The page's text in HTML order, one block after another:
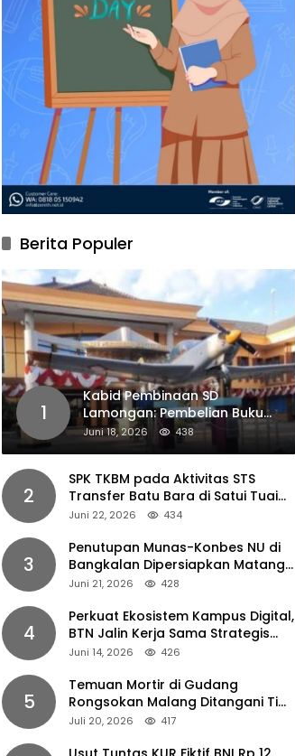
Berita Populer
1
Kabid Pembinaan SD
Lamongan: Pembelian Buku
Pendamping Tidak Boleh
Dipaksakan
Juni 18, 2026 438
2
SPK TKBM pada Aktivitas STS
Transfer Batu Bara di Satui Tuai
Sorotan
Juni 22, 2026 434
3
Penutupan Munas-Konbes NU di
Bangkalan Dipersiapkan Matang,
Gus Ipul Turun Tangan
Juni 21, 2026 428
4
Perkuat Ekosistem Kampus Digital,
BTN Jalin Kerja Sama Strategis
dengan UNAIR
Juni 14, 2026 426
5
Temuan Mortir di Gudang
Rongsokan Malang Ditangani Tim
Gegana Polda Jatim
Juli 20, 2026 417